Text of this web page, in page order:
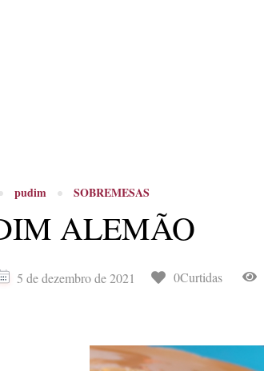
pudim SOBREMESAS
ALEMÃO
5 de dezembro de 2021 0Curtidas